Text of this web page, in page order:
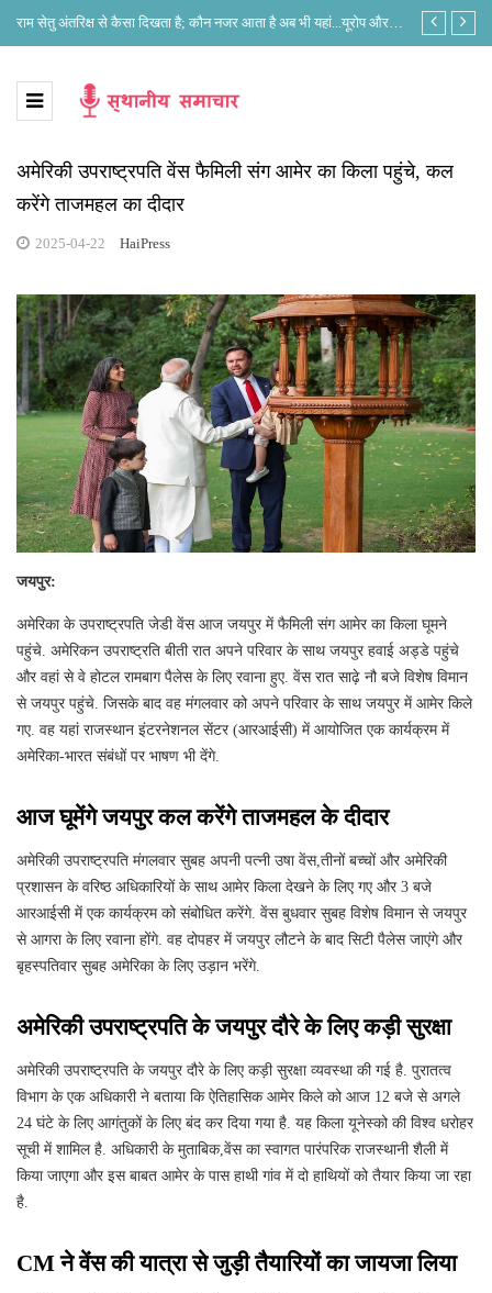
राम सेतु अंतरिक्ष से कैसा दिखता है; कौन नजर आता है अब भी यहां...यूरोप और
भारत के नजरिए में क्या है अंतर?
लोकसभा
अमेरिकी उपराष्ट्रपति वेंस फैमिली संग आमेर का किला पहुंचे, कल
करेंगे ताजमहल का दीदार
2025-04-22 HaiPress
जयपुर:
अमेरिका के उपराष्ट्रपति जेडी वेंस आज जयपुर में फैमिली संग आमेर का किला घूमने
पहुंचे. अमेरिकन उपराष्ट्रति बीती रात अपने परिवार के साथ जयपुर हवाई अड्डे पहुंचे
और वहां से वे होटल रामबाग पैलेस के लिए रवाना हुए. वेंस रात साढ़े नौ बजे विशेष विमान
से जयपुर पहुंचे. जिसके बाद वह मंगलवार को अपने परिवार के साथ जयपुर में आमेर किले
गए. वह यहां राजस्थान इंटरनेशनल सेंटर (आरआईसी) में आयोजित एक कार्यक्रम में
अमेरिका-भारत संबंधों पर भाषण भी देंगे.
आज घूमेंगे जयपुर कल करेंगे ताजमहल के दीदार
अमेरिकी उपराष्ट्रपति मंगलवार सुबह अपनी पत्नी उषा वेंस,तीनों बच्चों और अमेरिकी
प्रशासन के वरिष्ठ अधिकारियों के साथ आमेर किला देखने के लिए गए और 3 बजे
आरआईसी में एक कार्यक्रम को संबोधित करेंगे. वेंस बुधवार सुबह विशेष विमान से जयपुर
से आगरा के लिए रवाना होंगे. वह दोपहर में जयपुर लौटने के बाद सिटी पैलेस जाएंगे और
बृहस्पतिवार सुबह अमेरिका के लिए उड़ान भरेंगे.
अमेरिकी उपराष्ट्रपति के जयपुर दौरे के लिए कड़ी सुरक्षा
अमेरिकी उपराष्ट्रपति के जयपुर दौरे के लिए कड़ी सुरक्षा व्यवस्था की गई है. पुरातत्व
विभाग के एक अधिकारी ने बताया कि ऐतिहासिक आमेर किले को आज 12 बजे से अगले
24 घंटे के लिए आगंतुकों के लिए बंद कर दिया गया है. यह किला यूनेस्को की विश्व धरोहर
सूची में शामिल है. अधिकारी के मुताबिक,वेंस का स्वागत पारंपरिक राजस्थानी शैली में
किया जाएगा और इस बाबत आमेर के पास हाथी गांव में दो हाथियों को तैयार किया जा रहा
है.
CM ने वेंस की यात्रा से जुड़ी तैयारियों का जायजा लिया